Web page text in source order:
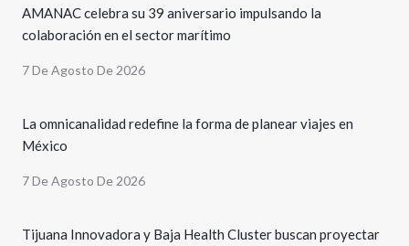
AMANAC celebra su 39 aniversario impulsando la
colaboración en el sector marítimo
7 De Agosto De 2026
La omnicanalidad redefine la forma de planear viajes en
México
7 De Agosto De 2026
Tijuana Innovadora y Baja Health Cluster buscan proyectar